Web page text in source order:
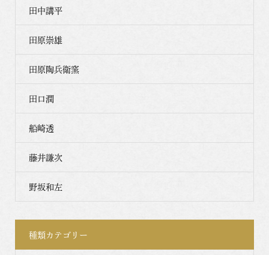
田中講平
田原崇雄
田原陶兵衛窯
田口潤
船崎透
藤井謙次
野坂和左
種類カテゴリー